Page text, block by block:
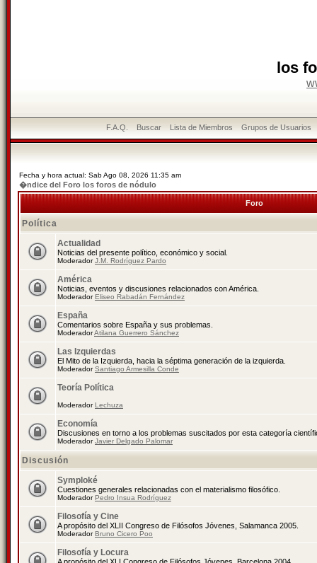
los
F.A.Q. Buscar Lista de Miembros Grupos de Usuarios
Fecha y hora actual: Sab Ago 08, 2026 11:35 am
�ndice del Foro los foros de nódulo
Foro
Política
Actualidad
Noticias del presente político, económico y social.
ModeradorJ.M. Rodríguez Pardo
América
Noticias, eventos y discusiones relacionados con América.
ModeradorEliseo Rabadán Fernández
España
Comentarios sobre España y sus problemas.
ModeradorAtilana Guerrero Sánchez
Las Izquierdas
El Mito de la Izquierda, hacia la séptima generación de la izquierda.
ModeradorSantiago Armesilla Conde
Teoría Política
ModeradorLechuza
Economía
Discusiones en torno a los problemas suscitados por esta categoría
ModeradorJavier Delgado Palomar
Discusión
Symploké
Cuestiones generales relacionadas con el materialismo filosófico.
ModeradorPedro Insua Rodríguez
Filosofía y Cine
A propósito del XLII Congreso de Filósofos Jóvenes, Salamanca 2005.
ModeradorBruno Cicero Poo
Filosofía y Locura